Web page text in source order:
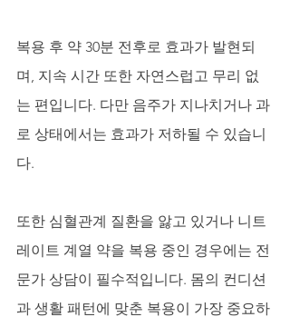
복용 후 약 30분 전후로 효과가 발현되
며, 지속 시간 또한 자연스럽고 무리 없
는 편입니다. 다만 음주가 지나치거나 과
로 상태에서는 효과가 저하될 수 있습니
다.
또한 심혈관계 질환을 앓고 있거나 니트
레이트 계열 약을 복용 중인 경우에는 전
문가 상담이 필수적입니다. 몸의 컨디션
과 생활 패턴에 맞춘 복용이 가장 중요하